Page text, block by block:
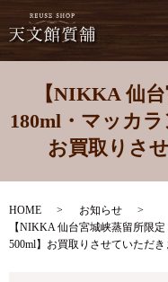
【NIKKA 仙
180ml・マッカラ
お買取りさ
HOME
お知らせ
【NIKKA 仙台宮城峡蒸留所限
500ml】お買取りさせていただき